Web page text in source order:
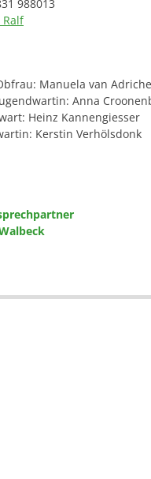
988013
Manuela van
Anna
Heinz Kannengiesser
Kerstin Verhölsdonk